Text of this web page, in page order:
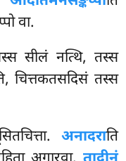
वा.
सीलं नत्थि, तस्स
चित्तकतसदिसं तस्स
अनादराति